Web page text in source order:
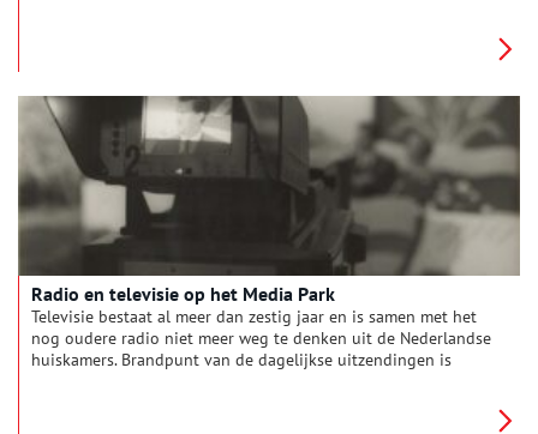
Radio en televisie op het Media Park
Televisie bestaat al meer dan zestig jaar en is samen met het
nog oudere radio niet meer weg te denken uit de Nederlandse
huiskamers. Brandpunt van de dagelijkse uitzendingen is